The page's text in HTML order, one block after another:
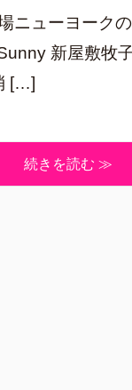
ニューヨーク
新屋敷牧
[…]
続きを読む ≫